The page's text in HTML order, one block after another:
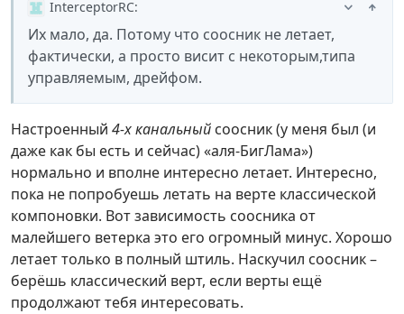
InterceptorRC:
Их мало, да. Потому что соосник не летает,
фактически, а просто висит с некоторым,типа
управляемым, дрейфом.
Настроенный 4-х канальный соосник (у меня был (и
даже как бы есть и сейчас) «аля-БигЛама»)
нормально и вполне интересно летает. Интересно,
пока не попробуешь летать на верте классической
компоновки. Вот зависимость соосника от
малейшего ветерка это его огромный минус. Хорошо
летает только в полный штиль. Наскучил соосник –
берёшь классический верт, если верты ещё
продолжают тебя интересовать.